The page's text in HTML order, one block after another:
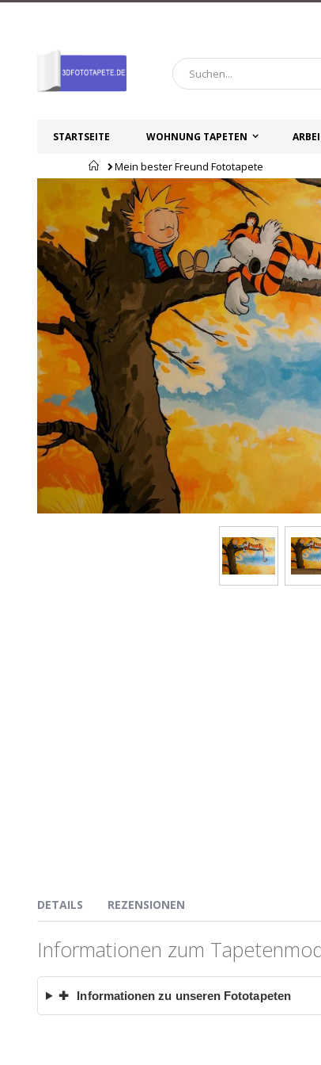
STARTSEITE WOHNUNG TAPETEN
Startseite
Mein bester Freund Fototapete
Ende
der
Bildgalerie
springen
Anfang
der
Bildgalerie
springen
DETAILS
Informationen zum
✚ Informationen zu unseren Fototapeten
REZENSIONEN